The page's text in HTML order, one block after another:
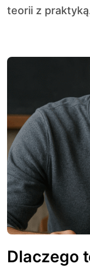
teorii z
Dlaczego